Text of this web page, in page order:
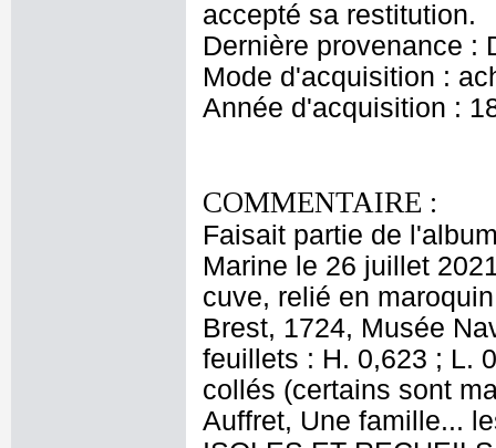
accepté sa restitution.
Dernière provenance :
Mode d'acquisition :
Année d'acquisition :
COMMENTAIRE :
Faisait partie de
Marine le 26 juillet
cuve, relié en
Brest, 1724, Musée
feuillets : H. 0,623 ; L.
collés (certains sont
Auffret, Une famille...